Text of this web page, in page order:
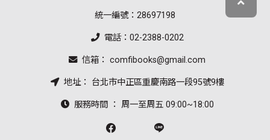
統一編號：28697198
電話：02-2388-0202
信箱： comfibooks@gmail.com
地址： 台北市中正區重慶南路一段95號9樓
服務時間 ： 周一至周五 09:00~18:00